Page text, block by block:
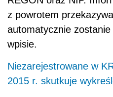
z powrotem
automatycznie
wpisie.
Niezarejestrowane w
2015 r. skutkuje